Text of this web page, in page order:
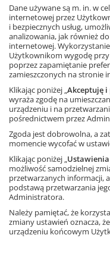
Dane używane są m. in. w
internetowej przez
i bezpiecznych usług,
analizowania, jak również
internetowej.
Użytkownikom wygodę
poprzez zapamiętanie
zamieszczonych na stronie
Klikając poniżej „Akceptuję i
wyraża zgodę na
urządzeniu i na
pośrednictwem przez
Zgoda jest dobrowolna, a
momencie wycofać w
Klikając poniżej „
możliwość samodzielnej
przetwarzanych informacji,
podstawą przetwarzania
Administratora.
Należy pamiętać, że
zmiany ustawień oznacza,
urządzeniu końcowym